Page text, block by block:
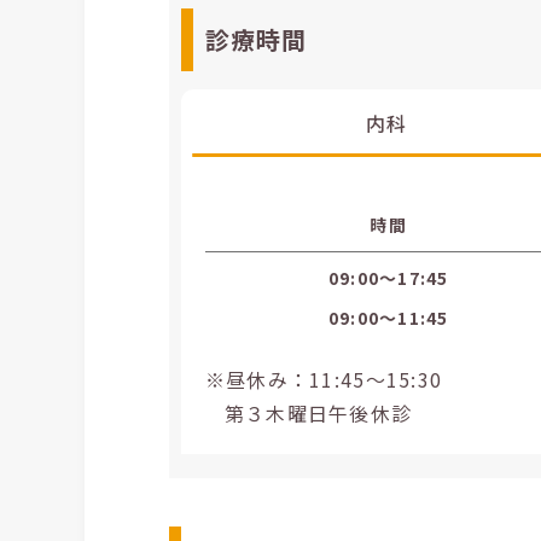
診療時間
内科
時間
09:00〜17:45
09:00〜11:45
※昼休み：11:45～15:30
第３木曜日午後休診